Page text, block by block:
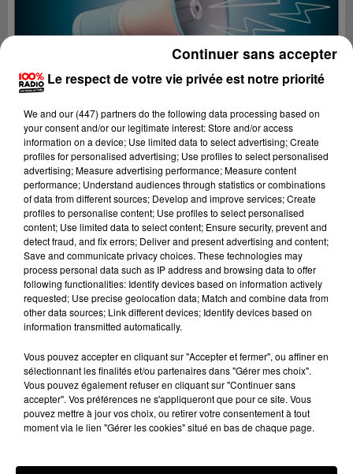
Lecture (4 min 24 sec)
100%
1er décembre 2023 - 4 min 24 sec
LES INFOS DU GERS DU 01/12/2023 À 08H00
Le respect de votre vie privée est notre priorité
We and our (447) partnersdo the following data processing based on
your consent and/or our legitimate interest: Store and/or access
information on a device; Use limited data to select advertising; Create
profiles for personalised advertising; Use profiles to select personalised
advertising; Measure advertising performance; Measure content
performance; Understand audiences through statistics or combinations
of data from different sources; Develop and improve services; Create
profiles to personalise content; Use profiles to select personalised
content; Use limited data to select content; Ensure security, prevent and
detect fraud, and fix errors; Deliver and present advertising and content;
Save and communicate privacy choices. These technologies may
process personal data such as IP address and browsing data to offer
following functionalities: Identify devices based on information actively
requested; Use precise geolocation data; Match and combine data from
other data sources; Link different devices; Identify devices based on
information transmitted automatically.
Vous pouvez accepter en cliquant sur "Accepter et fermer", ou affiner en
sélectionnant les finalités et/ou partenaires dans "Gérer mes choix".
Vous pouvez également refuser en cliquant sur "Continuer sans
accepter". Vos préférences ne s'appliqueront que pour ce site. Vous
pouvez mettre à jour vos choix, ou retirer votre consentement à tout
moment via le lien "Gérer les cookies" situé en bas de chaque page.
Continuer sans accepter